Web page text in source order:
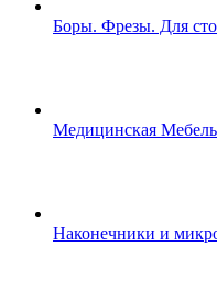
Боры. Фрезы. Для
Медицинская Мебель
Наконечники и